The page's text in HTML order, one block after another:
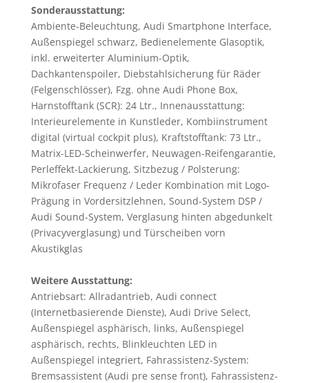
Sonderausstattung:
Ambiente-Beleuchtung, Audi Smartphone Interface,
Außenspiegel schwarz, Bedienelemente Glasoptik,
inkl. erweiterter Aluminium-Optik,
Dachkantenspoiler, Diebstahlsicherung für Räder
(Felgenschlösser), Fzg. ohne Audi Phone Box,
Harnstofftank (SCR): 24 Ltr., Innenausstattung:
Interieurelemente in Kunstleder, Kombiinstrument
digital (virtual cockpit plus), Kraftstofftank: 73 Ltr.,
Matrix-LED-Scheinwerfer, Neuwagen-Reifengarantie,
Perleffekt-Lackierung, Sitzbezug / Polsterung:
Mikrofaser Frequenz / Leder Kombination mit Logo-
Prägung in Vordersitzlehnen, Sound-System DSP /
Audi Sound-System, Verglasung hinten abgedunkelt
(Privacyverglasung) und Türscheiben vorn
Akustikglas
Weitere Ausstattung:
Antriebsart: Allradantrieb, Audi connect
(Internetbasierende Dienste), Audi Drive Select,
Außenspiegel asphärisch, links, Außenspiegel
asphärisch, rechts, Blinkleuchten LED in
Außenspiegel integriert, Fahrassistenz-System:
Bremsassistent (Audi pre sense front), Fahrassistenz-